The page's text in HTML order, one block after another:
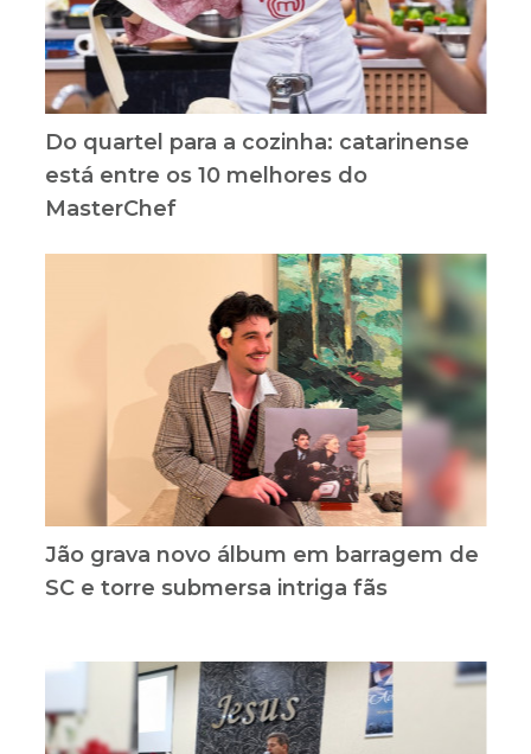
Do quartel para a cozinha: catarinense
está entre os 10 melhores do
MasterChef
Jão grava novo álbum em barragem de
SC e torre submersa intriga fãs